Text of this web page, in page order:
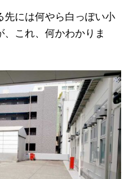
先には何やら白っぽい小
これ、何かわかりま